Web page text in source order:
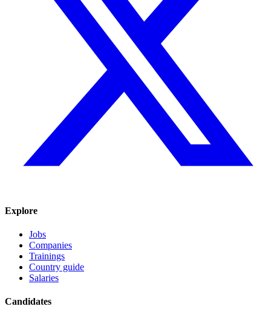
Explore
Jobs
Companies
Trainings
Country guide
Salaries
Candidates